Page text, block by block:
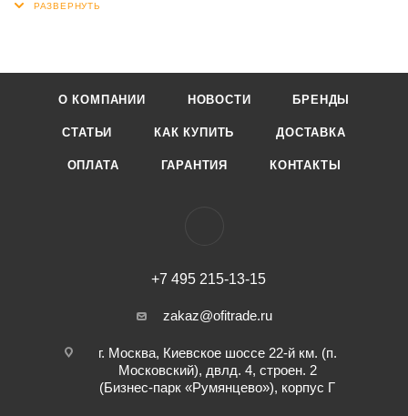
О КОМПАНИИ НОВОСТИ БРЕНДЫ
СТАТЬИ КАК КУПИТЬ ДОСТАВКА
ОПЛАТА ГАРАНТИЯ КОНТАКТЫ
+7 495 215-13-15
zakaz@ofitrade.ru
г. Москва, Киевское шоссе 22-й км. (п.
Московский), двлд. 4, строен. 2
(Бизнес-парк «Румянцево»), корпус Г